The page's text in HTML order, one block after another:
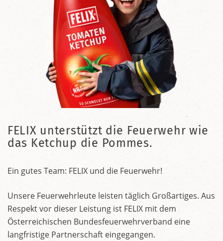
FELIX unterstützt die Feuerwehr wie
das Ketchup die Pommes.
Ein gutes Team: FELIX und die Feuerwehr!
Unsere Feuerwehrleute leisten täglich Großartiges. Aus
Respekt vor dieser Leistung ist FELIX mit dem
Österreichischen Bundesfeuerwehrverband eine
langfristige Partnerschaft eingegangen.